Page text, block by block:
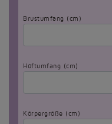
Brustumfang (cm)
Hüftumfang (cm)
Körpergröße (cm)